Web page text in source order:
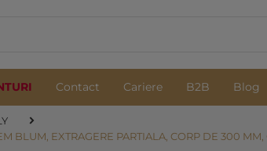
Contact Cariere B2B Blog
BLUM, EXTRAGERE PARTIALA, CORP DE 300 MM,